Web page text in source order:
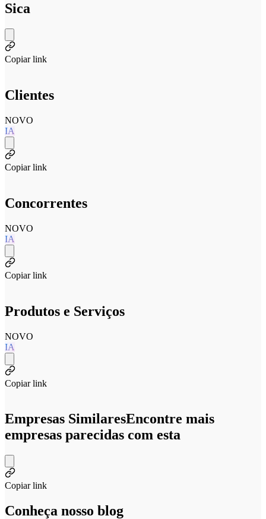
Sica
Copiar link
Clientes
NOVO
IA
Copiar link
Concorrentes
NOVO
IA
Copiar link
Produtos e Serviços
NOVO
IA
Copiar link
Empresas SimilaresEncontre mais
empresas parecidas com esta
Copiar link
Conheça nosso blog